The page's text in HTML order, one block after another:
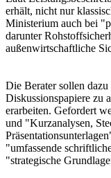
erhält, nicht nur
Ministerium auch bei
darunter
außenwirtschaftliche
Die Berater sollen
Diskussionspapiere zu
erarbeiten. Gefordert
und "Kurzanalysen,
"umfassende
"strategische